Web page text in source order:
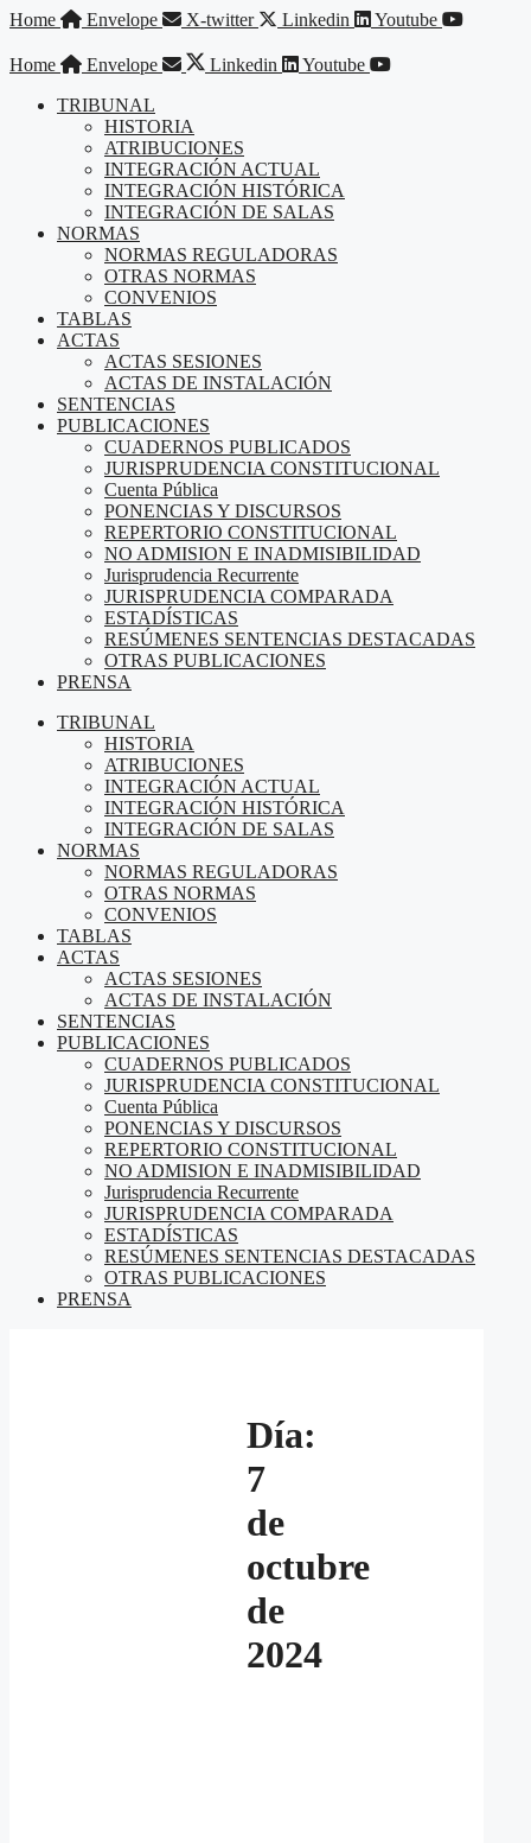
Saltar
contenido
Home Envelope X-twitter Linkedin Youtube
Home Envelope Linkedin
Youtube
TRIBUNAL
HISTORIA
ATRIBUCIONES
INTEGRACIÓN ACTUAL
INTEGRACIÓN HISTÓRICA
INTEGRACIÓN DE SALAS
NORMAS
NORMAS REGULADORAS
OTRAS NORMAS
CONVENIOS
TABLAS
ACTAS
ACTAS SESIONES
ACTAS DE INSTALACIÓN
SENTENCIAS
PUBLICACIONES
CUADERNOS PUBLICADOS
JURISPRUDENCIA CONSTITUCIONAL
Cuenta Pública
PONENCIAS Y DISCURSOS
REPERTORIO CONSTITUCIONAL
NO ADMISION E INADMISIBILIDAD
Jurisprudencia Recurrente
JURISPRUDENCIA COMPARADA
ESTADÍSTICAS
RESÚMENES SENTENCIAS DESTACADAS
OTRAS PUBLICACIONES
PRENSA
TRIBUNAL
HISTORIA
ATRIBUCIONES
INTEGRACIÓN ACTUAL
INTEGRACIÓN HISTÓRICA
INTEGRACIÓN DE SALAS
NORMAS
NORMAS REGULADORAS
OTRAS NORMAS
CONVENIOS
TABLAS
ACTAS
ACTAS SESIONES
ACTAS DE INSTALACIÓN
SENTENCIAS
PUBLICACIONES
CUADERNOS PUBLICADOS
JURISPRUDENCIA CONSTITUCIONAL
Cuenta Pública
PONENCIAS Y DISCURSOS
REPERTORIO CONSTITUCIONAL
NO ADMISION E INADMISIBILIDAD
Jurisprudencia Recurrente
JURISPRUDENCIA COMPARADA
ESTADÍSTICAS
RESÚMENES SENTENCIAS DESTACADAS
OTRAS PUBLICACIONES
PRENSA
Día:
7
de
octubre
de
2024